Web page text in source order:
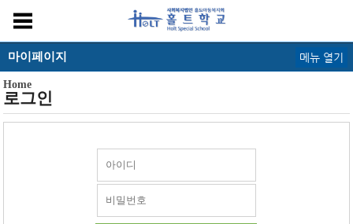
마이페이지 메뉴 열기
Home
로그인